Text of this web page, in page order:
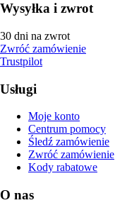
Wysyłka i zwrot
30 dni na zwrot
Zwróć zamówienie
Trustpilot
Usługi
Moje konto
Centrum pomocy
Śledź zamówienie
Zwróć zamówienie
Kody rabatowe
O nas